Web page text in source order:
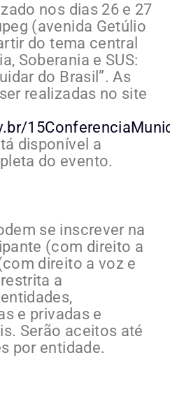
nos dias 26 e 27
(avenida Getúlio
do tema central
Soberania e SUS:
do Brasil”. As
realizadas no site
disponível a
do evento.
se inscrever na
(com direito a
direito a voz e
a
e privadas e
Serão aceitos até
por entidade.